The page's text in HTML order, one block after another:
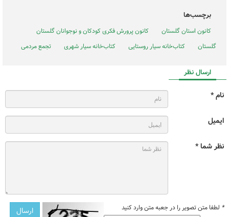
برچسب‌ها
کانون استان گلستان
کانون پرورش فکری کودکان و نوجوانان گلستان
گلستان
کتاب‌خانه سیار روستایی کتاب‌خانه سیار شهری تجمع مردمی
ارسال نظر
نام *
ایمیل
نظر شما *
* لطفا متن تصویر را در جعبه متن وارد کنید